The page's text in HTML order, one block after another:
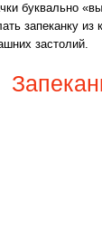
буквально
запеканку
застолий.